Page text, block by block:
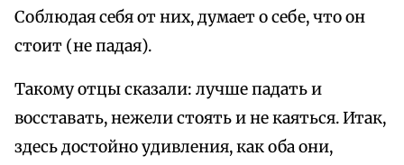
Соблюдая себя от них, думает о себе, что он
стоит (не падая).
Такому отцы сказали: лучше падать и
восставать, нежели стоять и не каяться. Итак,
здесь достойно удивления, как оба они,